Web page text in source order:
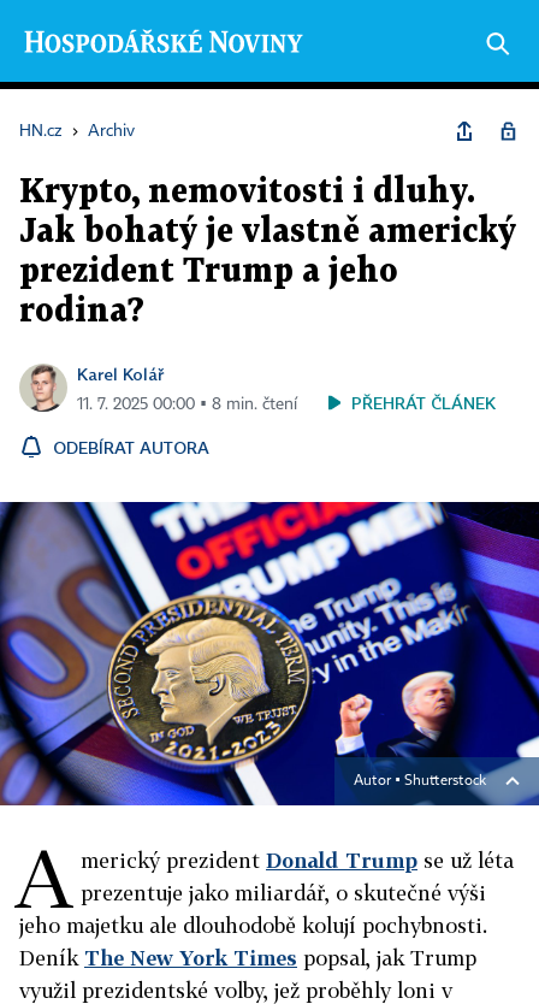
HN.cz › Archiv
Krypto, nemovitosti i dluhy.
Jak bohatý je vlastně americký
prezident Trump a jeho
rodina?
Karel Kolář
11. 7. 2025 00:00 ▪ 8 min. čtení PŘEHRÁT ČLÁNEK
ODEBÍRAT AUTORA
Autor ▪ Shutterstock
A merický prezident Donald Trump se už léta
prezentuje jako miliardář, o skutečné výši
jeho majetku ale dlouhodobě kolují pochybnosti.
Deník The New York Times popsal, jak Trump
využil prezidentské volby, jež proběhly loni v